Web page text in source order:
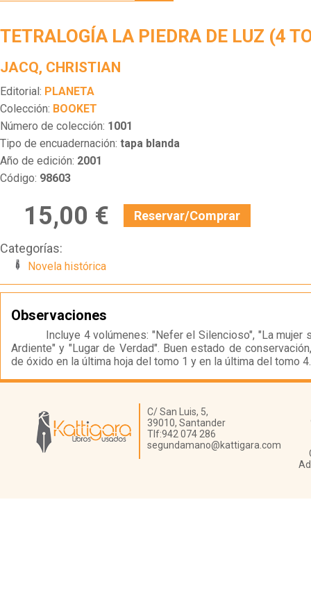
TOMOS)
TETRALOGÍA LA PIEDRA DE LUZ (4
JACQ, CHRISTIAN
Editorial: PLANETA
Colección: BOOKET
Número de colección: 1001
Tipo de encuadernación: tapa blanda
Año de edición: 2001
Código: 98603
15,00 € Reservar/Comprar
Categorías:
Novela histórica
Observaciones
Incluye 4 volúmenes: "Nefer el Silencioso", "La mujer
Ardiente" y "Lugar de Verdad". Buen estado de
de óxido en la última hoja del tomo 1 y en la última del tomo 4.
Librería Kattigara
C/ San Luis, 5,
39010, Santander
Tlf:942 074 286
segundamano@kattigara.com